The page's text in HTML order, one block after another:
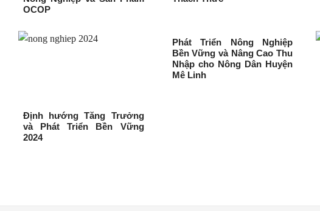
OCOP
Định hướng Tăng Trưởng
và Phát Triển Bền Vững
2024
Phát Triển Nông Nghiệp
Bền Vững và Nâng Cao Thu
Nhập cho Nông Dân Huyện
Mê Linh